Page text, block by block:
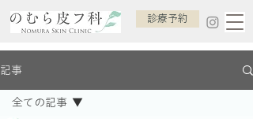
診療予約
記事
全ての記事